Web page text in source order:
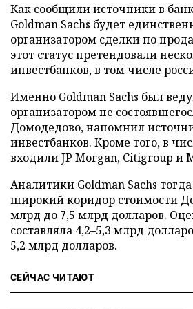
Как сообщили источники в
Goldman Sachs будет
организатором сделки по
этот статус претендовали
инвестбанков, в том числе
Именно Goldman Sachs был
организатором не
Домодедово, напомнил
инвестбанков. Кроме того, в
входили JP Morgan, Citigroup и
Аналитики Goldman Sachs
широкий коридор стоимости
млрд до 7,5 млрд долларов.
составляла 4,2–5,3 млрд
5,2 млрд долларов.
СЕЙЧАС ЧИТАЮТ